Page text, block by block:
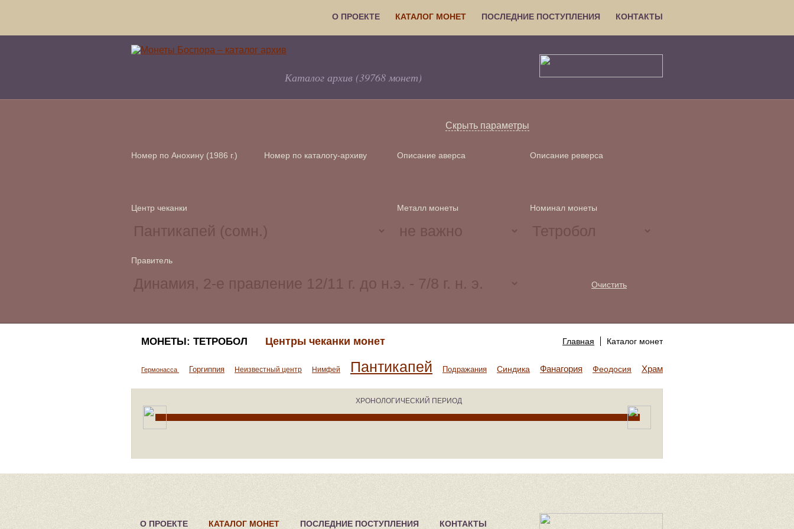
О ПРОЕКТЕ КАТАЛОГ МОНЕТ ПОСЛЕДНИЕ ПОСТУПЛЕНИЯ КОНТАКТЫ
Каталог архив (39768 монет)
Скрыть параметры
Номер по Анохину (1986 г.) Номер по каталогу-архиву Описание аверса Описание реверса
Центр чеканки Металл монеты Номинал монеты
Правитель
Очистить
Главная Каталог монет
МОНЕТЫ: ТЕТРОБОЛ Центры чеканки монет
Гермонасса Горгиппия Неизвестный центр Нимфей Пантикапей Подражания Синдика Фанагория Феодосия Храм Аполлона
ХРОНОЛОГИЧЕСКИЙ ПЕРИОД
О ПРОЕКТЕ КАТАЛОГ МОНЕТ ПОСЛЕДНИЕ ПОСТУПЛЕНИЯ КОНТАКТЫ